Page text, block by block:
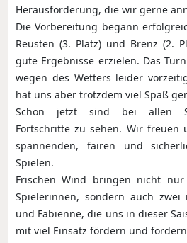
Herausforderung, die wir gerne
Die Vorbereitung begann
Reusten (3. Platz) und Brenz (2.
gute Ergebnisse erzielen. Das
wegen des Wetters leider
hat uns aber trotzdem viel Spaß
Schon jetzt sind bei allen
Fortschritte zu sehen. Wir freuen
spannenden, fairen und
Spielen.
Frischen Wind bringen nicht nur
Spielerinnen, sondern auch zwei
und Fabienne, die uns in dieser
mit viel Einsatz fördern und